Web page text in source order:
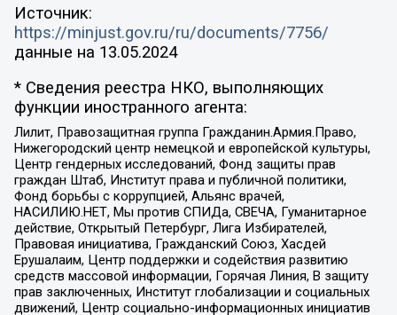
Источник:
https://minjust.gov.ru/ru/documents/7756/
данные на 13.05.2024
* Сведения реестра НКО, выполняющих
функции иностранного агента:
Лилит, Правозащитная группа Гражданин.Армия.Право,
Нижегородский центр немецкой и европейской культуры,
Центр гендерных исследований, Фонд защиты прав
граждан Штаб, Институт права и публичной политики,
Фонд борьбы с коррупцией, Альянс врачей,
НАСИЛИЮ.НЕТ, Мы против СПИДа, СВЕЧА, Гуманитарное
действие, Открытый Петербург, Лига Избирателей,
Правовая инициатива, Гражданский Союз, Хасдей
Ерушалаим, Центр поддержки и содействия развитию
средств массовой информации, Горячая Линия, В защиту
прав заключенных, Институт глобализации и социальных
движений, Центр социально-информационных инициатив